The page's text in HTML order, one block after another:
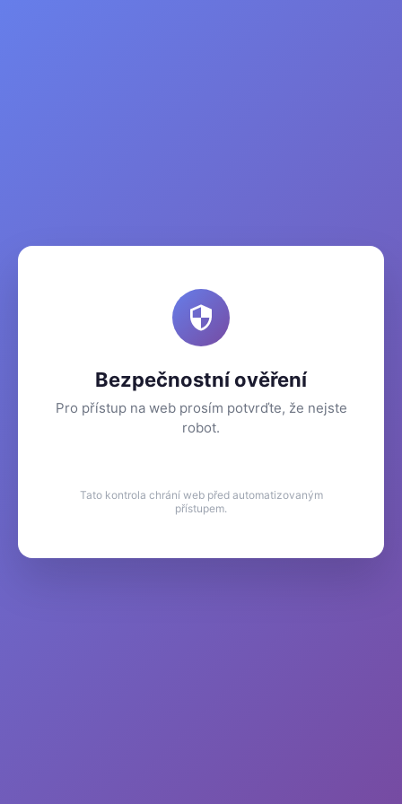
Bezpečnostní ověření
Pro přístup na web prosím potvrďte, že nejste
robot.
Tato kontrola chrání web před automatizovaným
přístupem.